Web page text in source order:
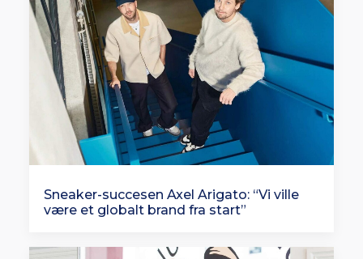
Sneaker-succesen Axel Arigato: “Vi ville
være et globalt brand fra start”